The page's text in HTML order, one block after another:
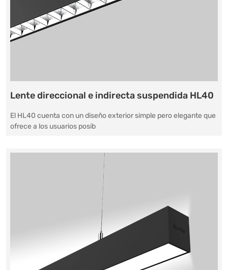
Lente direccional e indirecta suspendida HL40
El HL40 cuenta con un diseño exterior simple pero elegante que
ofrece a los usuarios posib